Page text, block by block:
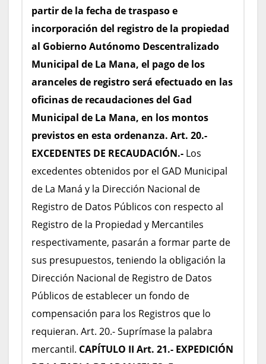
partir de la fecha de traspaso e
incorporación del registro de la propiedad
al Gobierno Autónomo Descentralizado
Municipal de La Mana, el pago de los
aranceles de registro será efectuado en las
oficinas de recaudaciones del Gad
Municipal de La Mana, en los montos
previstos en esta ordenanza. Art. 20.-
EXCEDENTES DE RECAUDACIÓN.- Los
excedentes obtenidos por el GAD Municipal
de La Maná y la Dirección Nacional de
Registro de Datos Públicos con respecto al
Registro de la Propiedad y Mercantiles
respectivamente, pasarán a formar parte de
sus presupuestos, teniendo la obligación la
Dirección Nacional de Registro de Datos
Públicos de establecer un fondo de
compensación para los Registros que lo
requieran. Art. 20.- Suprímase la palabra
mercantil. CAPÍTULO II Art. 21.- EXPEDICIÓN